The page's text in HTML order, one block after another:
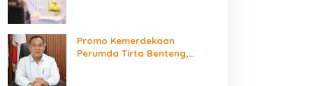
Promo Kemerdekaan
Perumda Tirta Benteng,